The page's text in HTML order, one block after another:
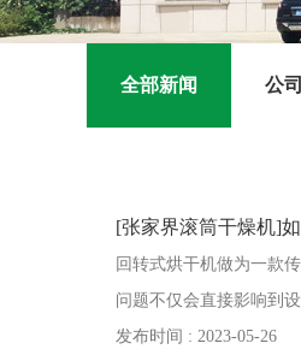
全部新闻 公
[张家界滚筒干燥机]
回转式烘干机做为一款
问题不仅会直接影响到
发布时间 : 2023-05-26